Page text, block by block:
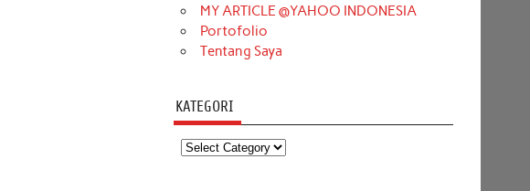
MY ARTICLE @YAHOO INDONESIA
Portofolio
Tentang Saya
KATEGORI
Kategori